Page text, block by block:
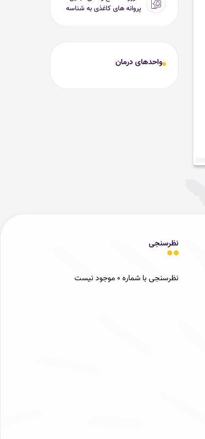
پروانه های کاغذی به شناسه
واحدهای درمان
نظرسنجی
نظرسنجی با شماره 0 موجود نیست